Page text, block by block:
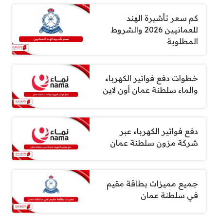
كم سعر تأشيرة الهند
للعمانيين 2026 والشروط
المطلوبة
خطوات دفع فواتير الكهرباء
والماء سلطنة عمان أون لاين
دفع فواتير الكهرباء عبر
شركة مزون سلطنة عمان
جميع مميزات بطاقة مقيم
في سلطنة عمان